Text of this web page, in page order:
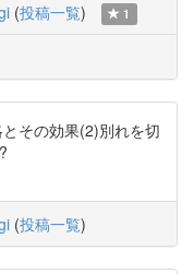
(投稿一覧) 1
その効果(2)別れを切
(投稿一覧)